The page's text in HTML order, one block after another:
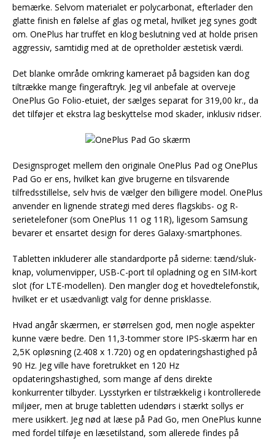
bemærke. Selvom materialet er polycarbonat, efterlader den
glatte finish en følelse af glas og metal, hvilket jeg synes godt
om. OnePlus har truffet en klog beslutning ved at holde prisen
aggressiv, samtidig med at de opretholder æstetisk værdi.
Det blanke område omkring kameraet på bagsiden kan dog
tiltrække mange fingeraftryk. Jeg vil anbefale at overveje
OnePlus Go Folio-etuiet, der sælges separat for 319,00 kr., da
det tilføjer et ekstra lag beskyttelse mod skader, inklusiv ridser.
Designsproget mellem den originale OnePlus Pad og OnePlus
Pad Go er ens, hvilket kan give brugerne en tilsvarende
tilfredsstillelse, selv hvis de vælger den billigere model. OnePlus
anvender en lignende strategi med deres flagskibs- og R-
serietelefoner (som OnePlus 11 og 11R), ligesom Samsung
bevarer et ensartet design for deres Galaxy-smartphones.
Tabletten inkluderer alle standardporte på siderne: tænd/sluk-
knap, volumenvipper, USB-C-port til opladning og en SIM-kort
slot (for LTE-modellen). Den mangler dog et hovedtelefonstik,
hvilket er et usædvanligt valg for denne prisklasse.
Hvad angår skærmen, er størrelsen god, men nogle aspekter
kunne være bedre. Den 11,3-tommer store IPS-skærm har en
2,5K opløsning (2.408 x 1.720) og en opdateringshastighed på
90 Hz. Jeg ville have foretrukket en 120 Hz
opdateringshastighed, som mange af dens direkte
konkurrenter tilbyder. Lysstyrken er tilstrækkelig i kontrollerede
miljøer, men at bruge tabletten udendørs i stærkt sollys er
mere usikkert. Jeg nød at læse på Pad Go, men OnePlus kunne
med fordel tilføje en læsetilstand, som allerede findes på